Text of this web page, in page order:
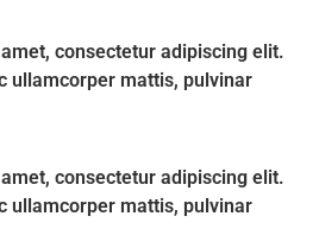
consectetur adipiscing elit.
ullamcorper mattis, pulvinar
consectetur adipiscing elit.
ullamcorper mattis, pulvinar